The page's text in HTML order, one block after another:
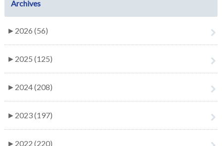
Archives
► 2026 (56)
► 2025 (125)
► 2024 (208)
► 2023 (197)
► 2022 (220)